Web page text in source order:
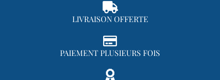
LIVRAISON OFFERTE
PAIEMENT PLUSIEURS FOIS